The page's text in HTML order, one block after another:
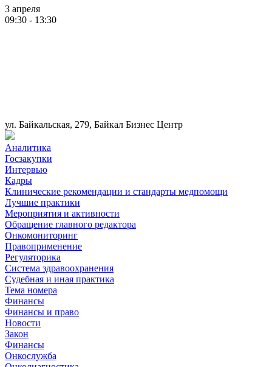
3 апреля
09:30 - 13:30
ул. Байкальская, 279, Байкал Бизнес Центр
Аналитика
Госзакупки
Интервью
Кадры
Клинические рекомендации и стандарты медпомощи
Лучшие практики
Мероприятия и активности
Обращение главного редактора
Онкомониторинг
Правоприменение
Регуляторика
Система здравоохранения
Судебная и иная практика
Тема номера
Финансы
Финансы и право
Новости
Закон
Финансы
Онкослужба